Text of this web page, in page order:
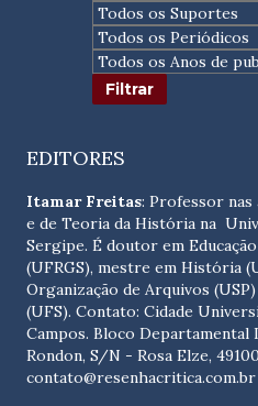
EDITORES
Itamar Freitas: Professor nas
e de Teoria da História na
Sergipe. É doutor em
(UFRGS), mestre em História
Organização de Arquivos
(UFS). Contato: Cidade
Campos. Bloco Departamental
Rondon, S/N - Rosa Elze,
contato@resenhacritica.com.br